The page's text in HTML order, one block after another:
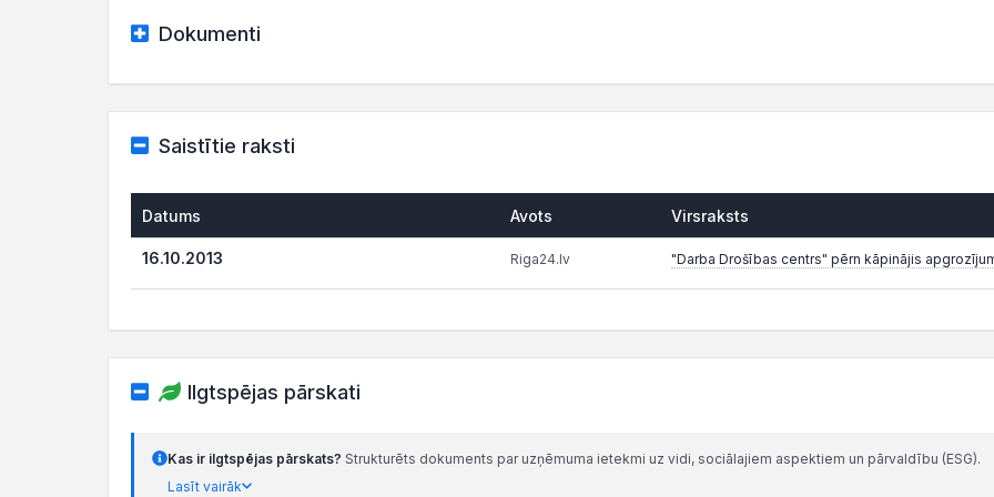
Dokumenti
Saistītie raksti
Datums Avots Virsraksts
16.10.2013 Riga24.lv "Darba Drošības centrs" pērn kāpinājis
Ilgtspējas pārskati
Kas ir ilgtspējas pārskats? Strukturēts dokuments par uzņēmuma ietekmi uz vidi, sociālajiem aspektiem un pārvaldību (ESG).
Lasīt vairāk